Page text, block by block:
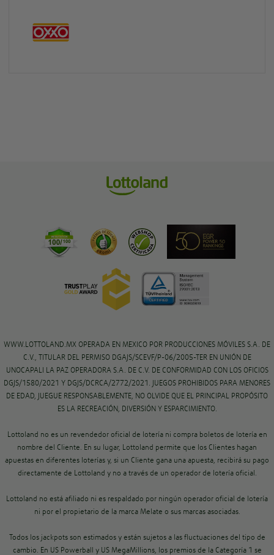
WWW.LOTTOLAND.MX OPERADA EN MEXICO POR PRODUCCIONES MÓVILES S.A. DE
C.V., TITULAR DEL PERMISO DGAJS/SCEVF/P-06/2005-TER EN UNIÓN DE
UNOCAPALI LA PAZ OPERADORA S.A. DE C.V. DE CONFORMIDAD CON LOS OFICIOS
DGJS/1580/2021 Y DGJS/DCRCA/2772/2021. JUEGOS PROHIBIDOS PARA MENORES
DE EDAD, JUEGUE RESPONSABLEMENTE, NO OLVIDE QUE EL PRINCIPAL PROPÓSITO
ES LA RECREACIÓN, DIVERSIÓN Y ESPARCIMIENTO.
Lottoland no es un revendedor oficial de lotería ni compra boletos de lotería en
nombre del Cliente. En su lugar, Lottoland permite que los Clientes hagan
apuestas en diferentes loterías y, si un Cliente gana una apuesta, recibirá su pago
directamente de Lottoland y no a través de un operador de lotería oficial.
Lottoland no está afiliado ni es respaldado por ningún operador oficial de lotería
ni por el propietario de la marca Melate o sus marcas asociadas.
Todos los jackpots son estimados y están sujetos a las fluctuaciones del tipo de
cambio. En US Powerball y US MegaMillions, los premios de la Categoría 1 se